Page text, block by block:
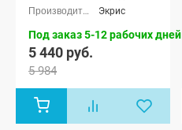
Экрис
Под заказ 5-12 рабочих дней
5 440 руб.
5 984